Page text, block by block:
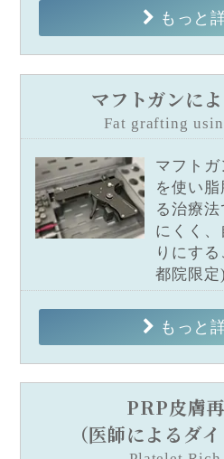
もっと
マフトガンに
Fat grafting
マフト
を使い
る治療
にくく
りにす
都院限定)
もっと
PRP皮膚
（医師によるダ